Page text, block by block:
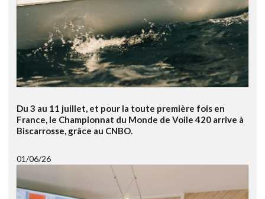
Du 3 au 11 juillet, et pour la toute première fois en
France, le Championnat du Monde de Voile 420 arrive à
Biscarrosse, grâce au CNBO.
01/06/26